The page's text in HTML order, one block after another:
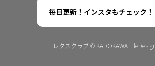
毎日更新！インスタもチェック！
レタスクラブ © KADOKAWA